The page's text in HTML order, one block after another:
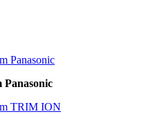
Panasonic